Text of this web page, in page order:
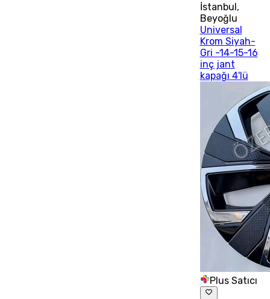
İstanbul,
Beyoğlu
Universal
Krom Siyah-
Gri -14-15-16
inç jant
kapağı 4'lü
Plus Satıcı